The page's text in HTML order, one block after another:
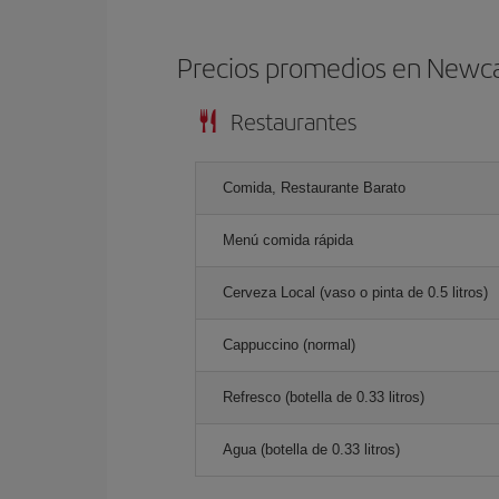
Precios promedios en
Restaurantes
Comida, Restaurante Barato
Menú comida rápida
Cerveza Local (vaso o pinta de 0.5 litros)
Cappuccino (normal)
Refresco (botella de 0.33 litros)
Agua (botella de 0.33 litros)